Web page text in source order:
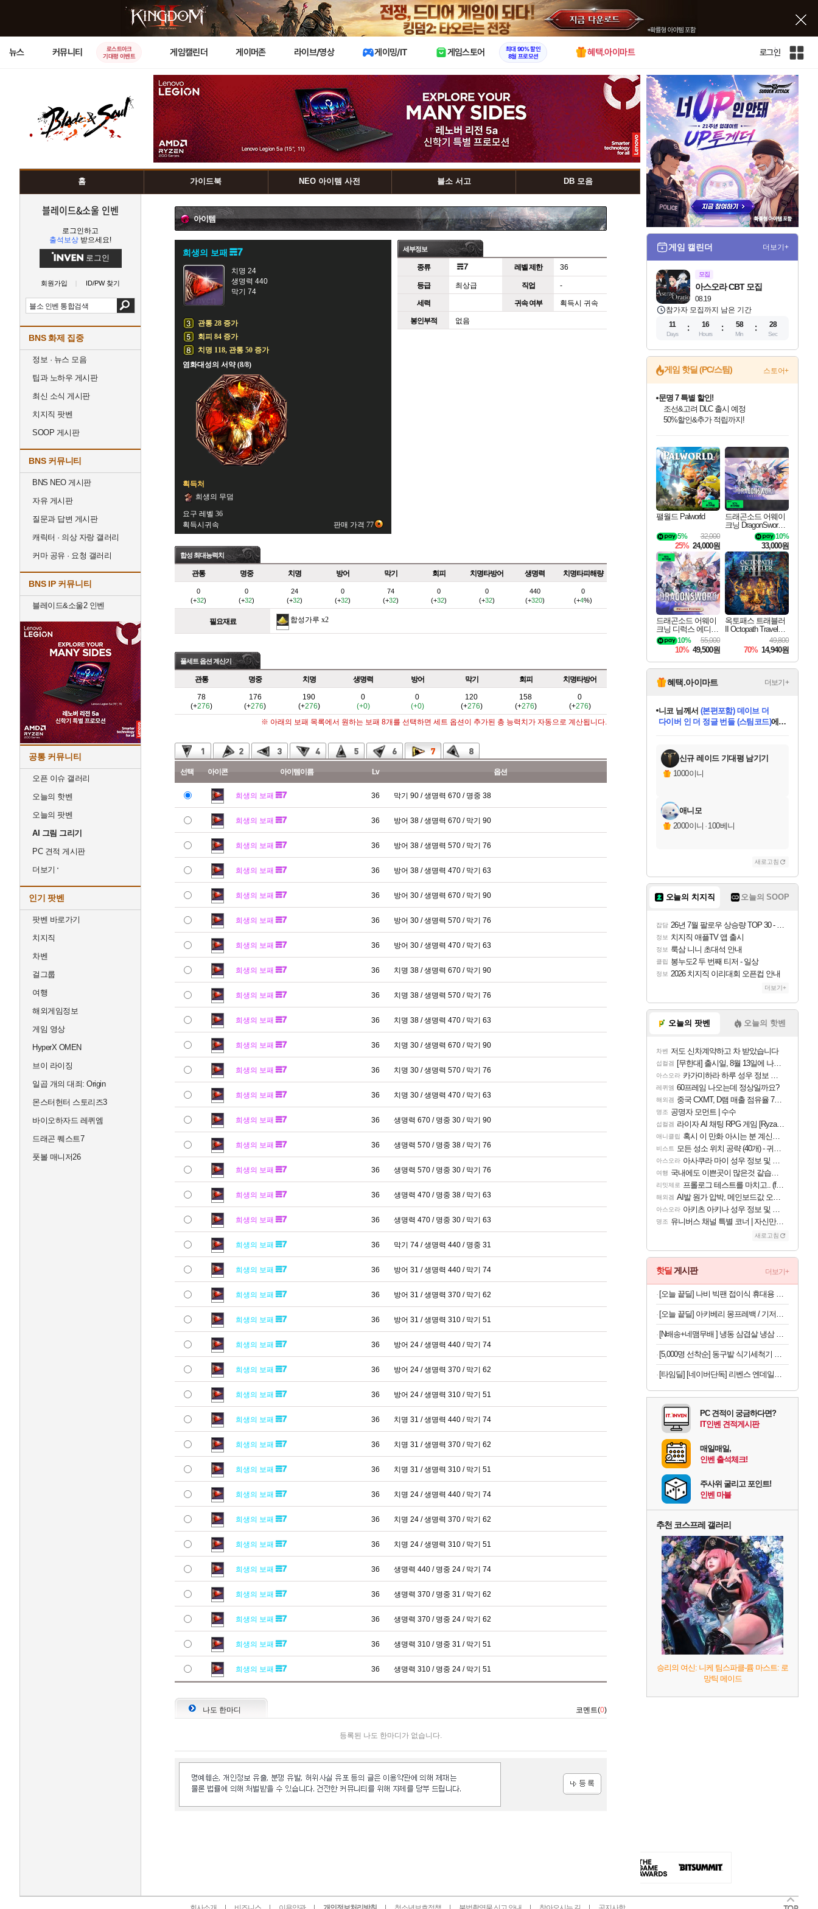
X
뉴스 커뮤니티
로스트아크
기대평 이벤트
게임캘린더 게이머존 라이브/영상 게이밍/IT 게임스토어
최대 90% 할인
8월 프로모션
혜택.아이마트 로그인
인
전
사
이
트
홈 가이드북 NEO 아이템 사전 블소 서고 DB 모음
블레이드&소울 인벤
로그인하고
출석보상 받으세요!
로그인
회원가입 ID/PW 찾기
BNS 화제 집중
정보 · 뉴스 모음
팁과 노하우 게시판
최신 소식 게시판
치지직 팟벤
SOOP 게시판
BNS 커뮤니티
BNS NEO 게시판
자유 게시판
질문과 답변 게시판
캐릭터 · 의상 자랑 갤러리
커마 공유 · 요청 갤러리
BNS IP 커뮤니티
블레이드&소울2 인벤
공통 커뮤니티
오픈 이슈 갤러리
오늘의 핫벤
오늘의 팟벤
AI 그림 그리기
PC 견적 게시판
더보기
인기 팟벤
팟벤 바로가기
치지직
차벤
걸그룹
여행
해외게임정보
게임 영상
HyperX OMEN
브이 라이징
일곱 개의 대죄: Origin
몬스터헌터 스토리즈3
바이오하자드 레퀴엠
드래곤 퀘스트7
풋볼 매니저26
아이템
희생의 보패
치명 24
생명력 440
막기 74
관통 28 증가
회피 84 증가
치명 118, 관통 50 증가
염화대성의 서약 (8/8)
획득처
희생의 무덤
요구 레벨 36
획득시귀속
판매 가격 77
세부정보
종류 레벨 제한 36
등급 최상급 직업 -
세력 귀속 여부 획득시 귀속
봉인부적 없음
합성 최대능력치
관통 명중 치명 방어 막기 회피 치명타방어 생명력 치명타피해량
0
(+32)
0
(+32)
24
(+32)
0
(+32)
74
(+32)
0
(+32)
0
(+32)
440
(+320)
0
(+4%)
필요재료 합성가루 x2
풀세트 옵션 계산기
관통 명중 치명 생명력 방어 막기 회피 치명타방어
78
(+276)
176
(+276)
190
(+276)
0
(+0)
0
(+0)
120
(+276)
158
(+276)
0
(+276)
※ 아래의 보패 목록에서 원하는 보패 8개를 선택하면 세트 옵션이 추가된 총 능력치가 자동으로 계산됩니다.
선택 아이콘 아이템이름 Lv 옵션
희생의 보패 36 막기 90 / 생명력 670 / 명중 38
희생의 보패 36 방어 38 / 생명력 670 / 막기 90
희생의 보패 36 방어 38 / 생명력 570 / 막기 76
희생의 보패 36 방어 38 / 생명력 470 / 막기 63
희생의 보패 36 방어 30 / 생명력 670 / 막기 90
희생의 보패 36 방어 30 / 생명력 570 / 막기 76
희생의 보패 36 방어 30 / 생명력 470 / 막기 63
희생의 보패 36 치명 38 / 생명력 670 / 막기 90
희생의 보패 36 치명 38 / 생명력 570 / 막기 76
희생의 보패 36 치명 38 / 생명력 470 / 막기 63
희생의 보패 36 치명 30 / 생명력 670 / 막기 90
희생의 보패 36 치명 30 / 생명력 570 / 막기 76
희생의 보패 36 치명 30 / 생명력 470 / 막기 63
희생의 보패 36 생명력 670 / 명중 30 / 막기 90
희생의 보패 36 생명력 570 / 명중 38 / 막기 76
희생의 보패 36 생명력 570 / 명중 30 / 막기 76
희생의 보패 36 생명력 470 / 명중 38 / 막기 63
희생의 보패 36 생명력 470 / 명중 30 / 막기 63
희생의 보패 36 막기 74 / 생명력 440 / 명중 31
희생의 보패 36 방어 31 / 생명력 440 / 막기 74
희생의 보패 36 방어 31 / 생명력 370 / 막기 62
희생의 보패 36 방어 31 / 생명력 310 / 막기 51
희생의 보패 36 방어 24 / 생명력 440 / 막기 74
희생의 보패 36 방어 24 / 생명력 370 / 막기 62
희생의 보패 36 방어 24 / 생명력 310 / 막기 51
희생의 보패 36 치명 31 / 생명력 440 / 막기 74
희생의 보패 36 치명 31 / 생명력 370 / 막기 62
희생의 보패 36 치명 31 / 생명력 310 / 막기 51
희생의 보패 36 치명 24 / 생명력 440 / 막기 74
희생의 보패 36 치명 24 / 생명력 370 / 막기 62
희생의 보패 36 치명 24 / 생명력 310 / 막기 51
희생의 보패 36 생명력 440 / 명중 24 / 막기 74
희생의 보패 36 생명력 370 / 명중 31 / 막기 62
희생의 보패 36 생명력 370 / 명중 24 / 막기 62
희생의 보패 36 생명력 310 / 명중 31 / 막기 51
희생의 보패 36 생명력 310 / 명중 24 / 막기 51
나도 한마디 코멘트(0)
등록된 나도 한마디가 없습니다.
게임 캘린더 더보기+
모집
08.19
아스오라 CBT 모집
참가자 모집까지 남은 기간
11
Days
16
Hours
58
Min
27
Sec
게임 핫딜 (PC/스팀) 스토어+
최대 90% 할인가를 만나보세요!
네이버혜택과 함께 만나보세요!
50%할인&추가 적립까지!
마블 투혼 파이팅 소울즈 정식출시!
마블 히어로 총 출동&화려한 격투!
네이버 포인트 혜택까지!
이니&베니 혜택까지!
네이버 혜택가와 함께 예약하세요!
할인&네이버혜택으로 만나보세요!
네이버페이 혜택과 만나보세요!
40주년 프로모션으로 만나보세요!
할인가에 만나보세요!
일부 에디션 상시 할인!
혜택으로 예약 판매 중
편안하게 충전하세요
팰월드 Palworld
32,000
5%
25% 24,000원
드래곤소드 어웨이
크닝 DragonSword A
10%
33,000원
드래곤소드 어웨이
크닝 디럭스 에디션
DragonSword Awake
ning Deluxe Edition
55,000
10%
10% 49,500원
옥토패스 트래블러
II Octopath Traveler I
49,800
70% 14,940원
혜택.아이마트 더보기+
교환.
당첨되셨습니다.
니코 님께서 (본편포함) 데이브 더
다이버 인 더 정글 번들 (스팀코드)에
당첨되셨습니다.
당첨되셨습니다.
당첨되셨습니다.
당첨되셨습니다.
당첨되셨습니다.
에디션 (스팀코드)를 교환.
당첨되셨습니다.
신규 레이드 기대평 남기기
1000이니
애니모
2000이니 · 100베니
새로고침
오늘의 치지직 오늘의 SOOP
잡담 26년 7월 팔로우 상승량 TOP 30 - 월간 치지직
정보 치지직 애플TV 앱 출시
정보 룩삼 니니 초대석 안내
클립 봉누도2 두 번째 티저 - 일상
정보 2026 치지직 이리대회 오픈컵 안내
더보기+
오늘의 팟벤 오늘의 핫벤
차벤 저도 신차계약하고 차 받았습니다
섭컬겜 [무한대] 출시일, 8월 13일에 나오나
아스오라 카가미하라 하루 성우 정보 및 주요 필모
레퀴엠 60프레임 나오는데 정상일까요?
해외겜 중국 CXMT, D램 매출 점유율 7%…글로벌 4위로 부상
명조 공명자 모먼트 | 수수
섭컬겜 라이자 AI 채팅 RPG 게임 [RyzaChat: AI] 공개
애니클립 혹시 이 만화 아시는 분 계신가요
비스트 모든 성소 위치 공략 (40개) - 귀환한 영혼 도전과제
아스오라 아사쿠라 마이 성우 정보 및 주요 필모
여행 국내에도 이쁜곳이 많은것 같습니다
리밋제로 프롤로그 테스트를 마치고.. (feat. 리아)
해외겜 AI발 원가 압박, 메인보드값 오르나
아스오라 아키츠 아키나 성우 정보 및 주요 필모
명조 유니버스 채널 특별 코너 | 자신만의 스타일
새로고침
핫딜 게시판 더보기+
[오늘 끝딜] 나비 빅팬 접이식 휴대용 손 선풍기 저소음 BLDC 모터 4000mAh 샌드 카키
[오늘 끝딜] 아키베리 몽프레백 / 기저귀가방 백팩 보냉이너백 물티슈파우치 포함 시그니처
[N배송+네맴무배 ] 냉동 삼겹살 냉삼 수입 돼지고기 절단 대패삼겹살
[5,000명 선착순] 동구밭 식기세척기 세제 240g x 2개
[타임딜] [네이버단독] 리벤스 엔데일리 엠보싱 아기물티슈 100매, 10개
PC 견적이 궁금하다면?
IT인벤 견적게시판
매일매일,
인벤 출석체크!
주사위 굴리고 포인트!
인벤 마블
추천 코스프레 갤러리
승리의 여신: 니케 팀스파클-륨 마스트: 로
망틱 메이드